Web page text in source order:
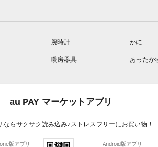
腕時計 かに
暖房器具 あったか
au PAY マーケットアプリ
ならサクサク読み込み♪ストレスフリーにお買い物！
版アプリ Android版アプリ